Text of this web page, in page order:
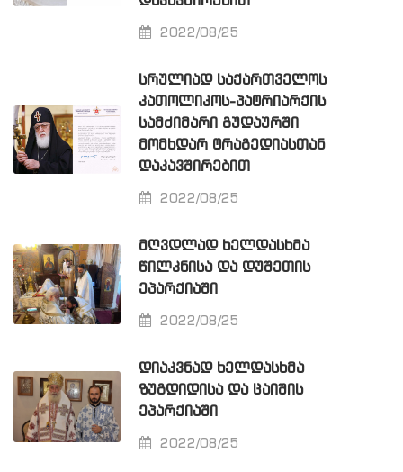
2022/08/25
ᲡᲠᲣᲚᲘᲐᲓ ᲡᲐᲥᲐᲠᲗᲕᲔᲚᲝᲡ
ᲙᲐᲗᲝᲚᲘᲙᲝᲡ-ᲞᲐᲢᲠᲘᲐᲠᲥᲘᲡ
ᲡᲐᲛᲫᲘᲛᲐᲠᲘ ᲒᲣᲓᲐᲣᲠᲨᲘ
ᲛᲝᲛᲮᲓᲐᲠ ᲢᲠᲐᲒᲔᲓᲘᲐᲡᲗᲐᲜ
ᲓᲐᲙᲐᲕᲨᲘᲠᲔᲑᲘᲗ
2022/08/25
ᲛᲦᲕᲓᲚᲐᲓ ᲮᲔᲚᲓᲐᲡᲮᲛᲐ
ᲬᲘᲚᲙᲜᲘᲡᲐ ᲓᲐ ᲓᲣᲨᲔᲗᲘᲡ
ᲔᲞᲐᲠᲥᲘᲐᲨᲘ
2022/08/25
ᲓᲘᲐᲙᲕᲜᲐᲓ ᲮᲔᲚᲓᲐᲡᲮᲛᲐ
ᲖᲣᲒᲓᲘᲓᲘᲡᲐ ᲓᲐ ᲪᲐᲘᲨᲘᲡ
ᲔᲞᲐᲠᲥᲘᲐᲨᲘ
2022/08/25